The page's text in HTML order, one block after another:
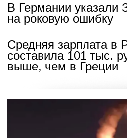
В Германии указали
на роковую ошибку
Средняя зарплата в
составила 101 тыс.
выше, чем в Греции